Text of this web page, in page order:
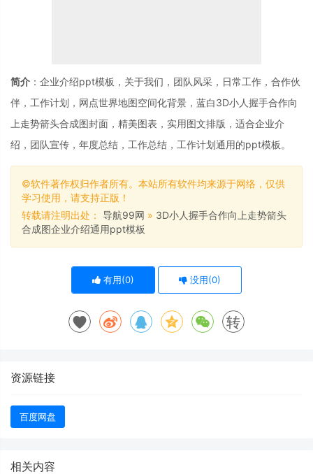
简介 ：企业介绍ppt模板，关于我们，团队风采，日常工作，合作伙
伴，工作计划，网点世界地图空间化背景，蓝白3D小人握手合作向
上走势箭头合成图封面，精美图表，实用图文排版，适合企业介
绍，团队宣传，年度总结，工作总结，工作计划通用的ppt模板。
©软件著作权归作者所有。本站所有软件均来源于网络，仅供
学习使用，请支持正版！
转载请注明出处： 导航99网 » 3D小人握手合作向上走势箭头
合成图企业介绍通用ppt模板
有用(0) 没用(0)
转
资源链接
百度网盘
相关内容